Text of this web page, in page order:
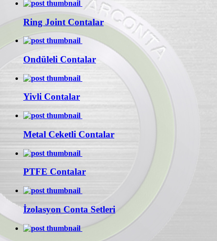
Ring Joint Contalar
Ondüleli Contalar
Yivli Contalar
Metal Ceketli Contalar
PTFE Contalar
İzolasyon Conta Setleri